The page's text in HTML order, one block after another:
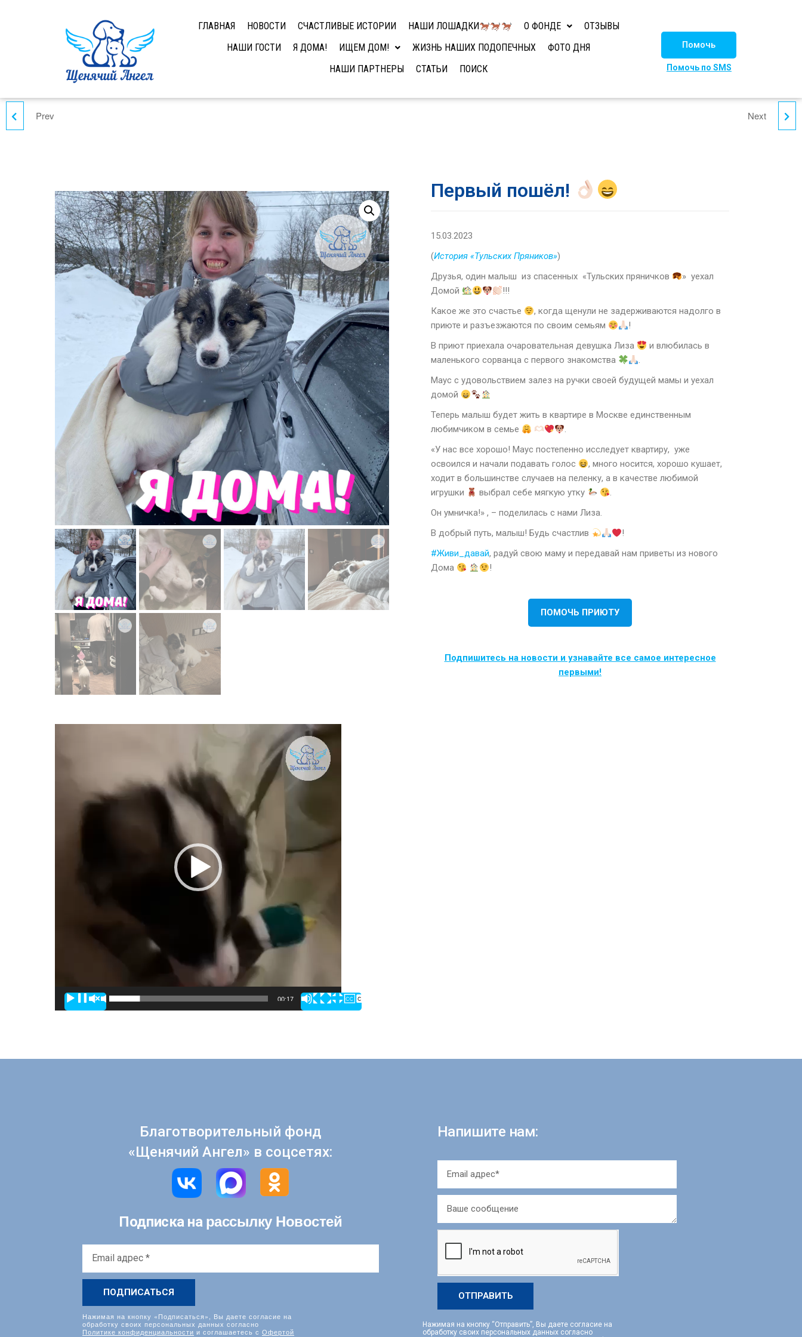
ГЛАВНАЯ НОВОСТИ СЧАСТЛИВЫЕ ИСТОРИИ НАШИ ЛОШАДКИ О ФОНДЕ
ОТЗЫВЫ
НАШИ ГОСТИ
Я ДОМА! ИЩЕМ ДОМ! ЖИЗНЬ НАШИХ ПОДОПЕЧНЫХ
ФОТО ДНЯ
НАШИ ПАРТНЕРЫ
СТАТЬИ ПОИСК
Помочь
Помочь по SMS
ПАТРИК – ПРИВЕТ ИЗ
Prev ПРИВЕТ ОТ СНЕЖКИ!
Next
00:00 00:17
Первый пошёл!
15.03.2023
(История «Тульских Пряников»)
Друзья, один малыш из спасенных «Тульских пряничков
» уехал
Домой
!!!
Какое же это счастье
, когда щенули не задерживаются надолго в
приюте и разъезжаются по своим семьям
!
В приют приехала очаровательная девушка Лиза
и влюбилась в
маленького сорванца с первого знакомства
.
Маус с удовольствием залез на ручки своей будущей мамы и уехал
домой
Теперь малыш будет жить в квартире в Москве единственным
любимчиком в семье
.
«У нас все хорошо! Маус постепенно исследует квартиру, уже
освоился и начали подавать голос
, много носится, хорошо кушает,
ходит в большинстве случаев на пеленку, а в качестве любимой
игрушки
выбрал себе мягкую утку
.
Он умничка!» , – поделилась с нами Лиза.
В добрый путь, малыш! Будь счастлив
!
#Живи_давай, радуй свою маму и передавай нам приветы из нового
Дома
!
ПОМОЧЬ ПРИЮТУ
Подпишитесь на новости и узнавайте все самое интересное
первыми!
Благотворительный фонд
«Щенячий Ангел» в соцсетях:
Подписка на рассылку Новостей
Email
адрес
*
Нажимая на кнопку «Подписаться», Вы даете согласие на
обработку своих персональных данных согласно
Политике конфиденциальности и соглашаетесь с Офертой
Напишите нам:
ОТПРАВИТЬ
Нажимая на кнопку “Отправить”, Вы даете согласие на
обработку своих персональных данных согласно